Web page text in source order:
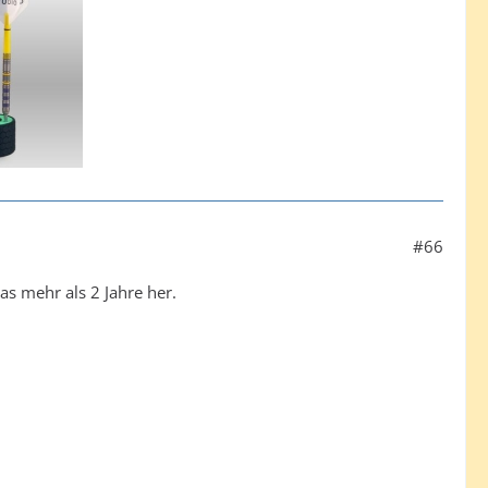
#66
mehr als 2 Jahre her.